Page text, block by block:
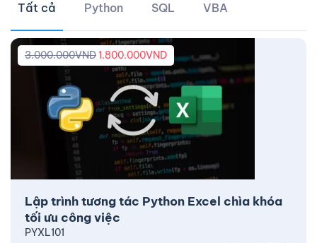
Tất cả Python SQL VBA
Lập trình tương tác Python Excel chìa khóa
tối ưu công việc
3.000.000VND1.800.000VND
PYXL101